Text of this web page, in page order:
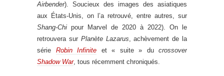
Airbender). Soucieux des images des asiatiques
aux États-Unis, on l’a retrouvé, entre autres, sur
Shang-Chi pour Marvel de 2020 à 2022). On le
retrouvera sur Planète Lazarus, achèvement de la
série Robin Infinite et « suite » du crossover
Shadow War, tous récemment chroniqués.